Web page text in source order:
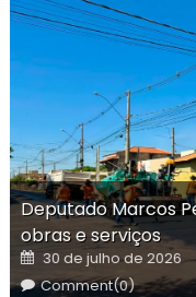
Deputado Marcos
obras e serviços
Posted
on
30 de julho de 2026
Comment(0)